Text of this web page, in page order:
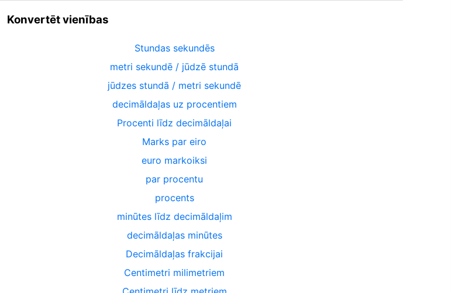
Konvertēt vienības
Stundas sekundēs
metri sekundē / jūdzē stundā
jūdzes stundā / metri sekundē
decimāldaļas uz procentiem
Procenti līdz decimāldaļai
Marks par eiro
euro markoiksi
par procentu
procents
minūtes līdz decimāldaļim
decimāldaļas minūtes
Decimāldaļas frakcijai
Centimetri milimetriem